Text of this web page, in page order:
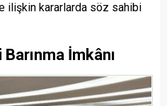
ilişkin kararlarda söz sahibi
İmkânı